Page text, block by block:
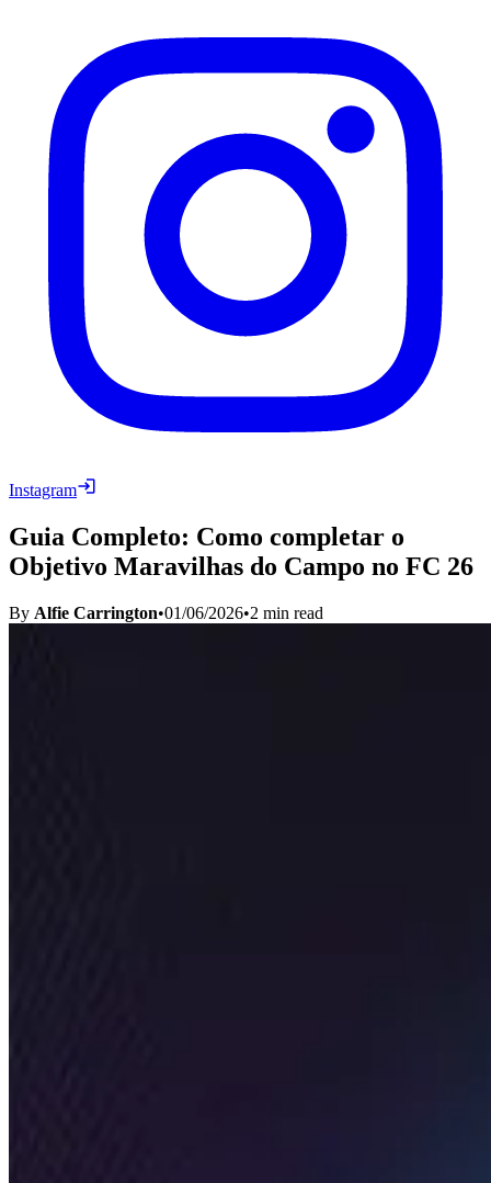
Instagram
Guia Completo: Como completar o
Objetivo Maravilhas do Campo no FC 26
By Alfie Carrington•01/06/2026•2 min read